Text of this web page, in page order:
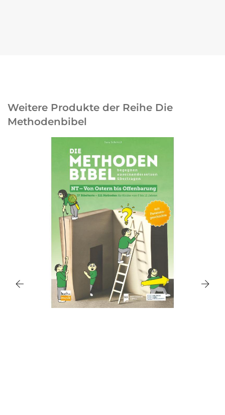
Weitere Produkte der Reihe Die
Methodenbibel